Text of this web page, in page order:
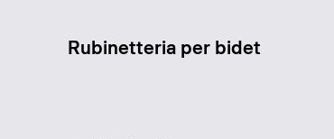
Rubinetteria per bidet